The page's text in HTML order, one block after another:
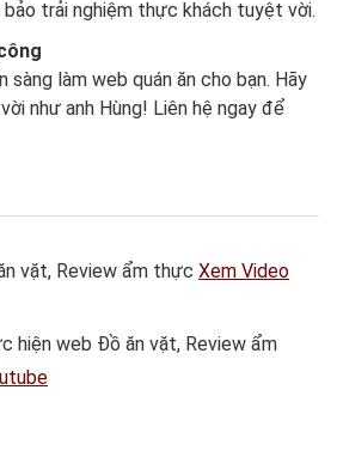
trải nghiệm thực khách tuyệt vời.
sàng làm web quán ăn cho bạn. Hãy
như anh Hùng! Liên hệ ngay để
vặt, Review ẩm thực Xem Video
hiện web Đồ ăn vặt, Review ẩm